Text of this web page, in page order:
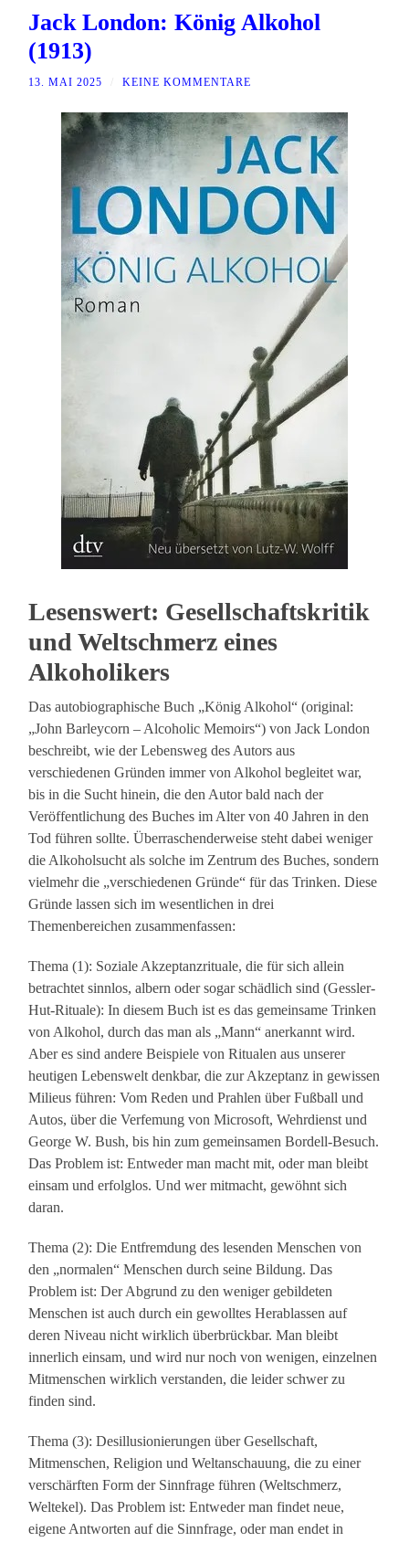
Jack London: König Alkohol
(1913)
13. MAI 2025 KEINE KOMMENTARE
Lesenswert: Gesellschaftskritik
und Weltschmerz eines
Alkoholikers
Das autobiographische Buch „König Alkohol“ (original:
„John Barleycorn – Alcoholic Memoirs“) von Jack London
beschreibt, wie der Lebensweg des Autors aus
verschiedenen Gründen immer von Alkohol begleitet war,
bis in die Sucht hinein, die den Autor bald nach der
Veröffentlichung des Buches im Alter von 40 Jahren in den
Tod führen sollte. Überraschenderweise steht dabei weniger
die Alkoholsucht als solche im Zentrum des Buches, sondern
vielmehr die „verschiedenen Gründe“ für das Trinken. Diese
Gründe lassen sich im wesentlichen in drei
Themenbereichen zusammenfassen:
Thema (1): Soziale Akzeptanzrituale, die für sich allein
betrachtet sinnlos, albern oder sogar schädlich sind (Gessler-
Hut-Rituale): In diesem Buch ist es das gemeinsame Trinken
von Alkohol, durch das man als „Mann“ anerkannt wird.
Aber es sind andere Beispiele von Ritualen aus unserer
heutigen Lebenswelt denkbar, die zur Akzeptanz in gewissen
Milieus führen: Vom Reden und Prahlen über Fußball und
Autos, über die Verfemung von Microsoft, Wehrdienst und
George W. Bush, bis hin zum gemeinsamen Bordell-Besuch.
Das Problem ist: Entweder man macht mit, oder man bleibt
einsam und erfolglos. Und wer mitmacht, gewöhnt sich
daran.
Thema (2): Die Entfremdung des lesenden Menschen von
den „normalen“ Menschen durch seine Bildung. Das
Problem ist: Der Abgrund zu den weniger gebildeten
Menschen ist auch durch ein gewolltes Herablassen auf
deren Niveau nicht wirklich überbrückbar. Man bleibt
innerlich einsam, und wird nur noch von wenigen, einzelnen
Mitmenschen wirklich verstanden, die leider schwer zu
finden sind.
Thema (3): Desillusionierungen über Gesellschaft,
Mitmenschen, Religion und Weltanschauung, die zu einer
verschärften Form der Sinnfrage führen (Weltschmerz,
Weltekel). Das Problem ist: Entweder man findet neue,
eigene Antworten auf die Sinnfrage, oder man endet in